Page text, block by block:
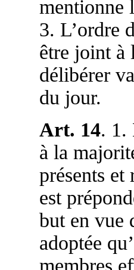
mentionne
3. L’ordre
être joint à
délibérer
du jour.
Art. 14. 1.
à la
présents et
est
but en vue
adoptée